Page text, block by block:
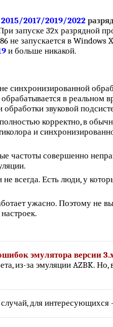
2017/2019/2022
запуске 32х разрядной
не запускается в Windows
и больше никакой.
синхронизированной
в реальном
звуковой
корректно, в
и
частоты совершенно
всегда. Есть люди, у
ужасно. Поэтому не
эмулятора версии
из-за эмуляции AZBK.
для интересующихся